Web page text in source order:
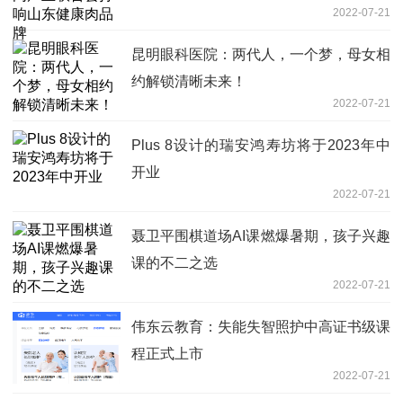
2022-07-21
昆明眼科医院：两代人，一个梦，母女相
约解锁清晰未来！
2022-07-21
Plus 8设计的瑞安鸿寿坊将于2023年中
开业
2022-07-21
聂卫平围棋道场AI课燃爆暑期，孩子兴趣
课的不二之选
2022-07-21
伟东云教育：失能失智照护中高证书级课
程正式上市
2022-07-21